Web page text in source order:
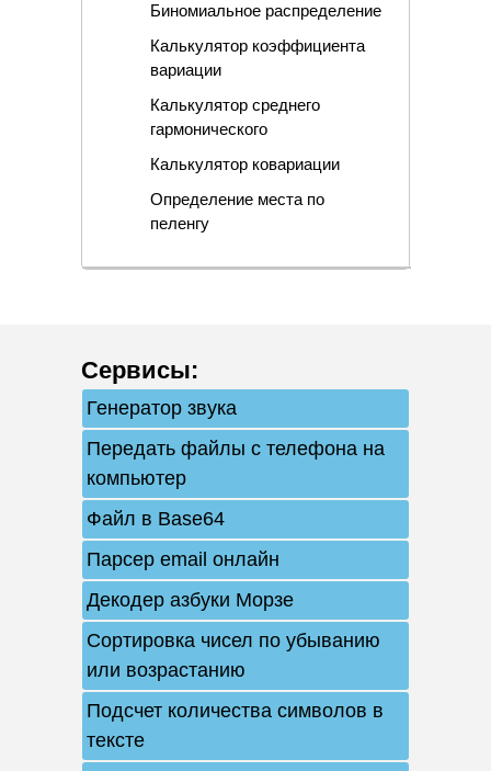
Биномиальное распределение
Калькулятор коэффициента
вариации
Калькулятор среднего
гармонического
Калькулятор ковариации
Определение места по
пеленгу
Сервисы:
Генератор звука
Передать файлы с телефона на
компьютер
Файл в Base64
Парсер email онлайн
Декодер азбуки Морзе
Сортировка чисел по убыванию
или возрастанию
Подсчет количества символов в
тексте